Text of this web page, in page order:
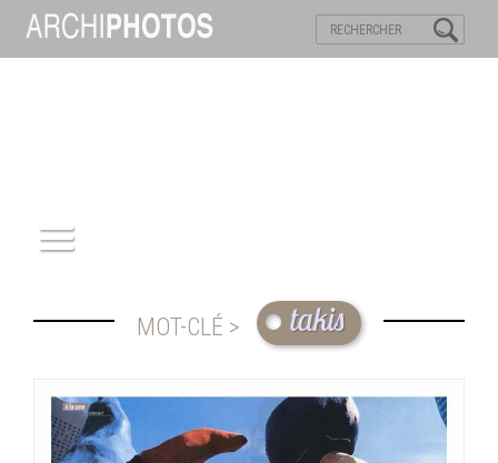
PATRIMOINE
REPORTAGE
MOT-CLÉ > takis